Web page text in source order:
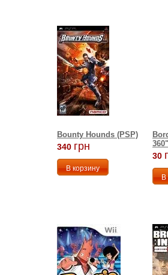
Bounty Hounds (PSP)
340 грн
30